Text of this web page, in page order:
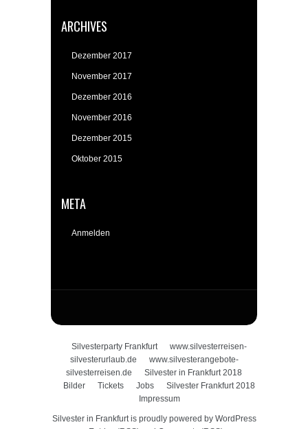
ARCHIVES
Dezember 2017
November 2017
Dezember 2016
November 2016
Dezember 2015
Oktober 2015
META
Anmelden
Silvesterparty Frankfurt
www.silvesterreisen-
silvesterurlaub.de
www.silvesterangebote-
silvesterreisen.de
Silvester in Frankfurt 2018
Bilder
Tickets Jobs
Silvester Frankfurt 2018
Impressum
Silvester in Frankfurtis proudly powered by WordPress